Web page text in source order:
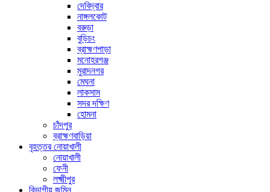
দেবিদ্বার
নাঙ্গলকোট
বরুড়া
বুড়িচং
ব্রাহ্মণপাড়া
মনোহরগঞ্জ
মুরাদনগর
মেঘনা
লাকসাম
সদর দক্ষিণ
হোমনা
চাঁদপুর
ব্রাহ্মণবাড়িয়া
বৃহত্তর নোয়াখালী
নোয়াখালী
ফেনী
লক্ষ্মীপুর